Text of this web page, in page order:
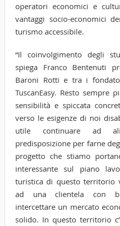
operatori economici e
vantaggi socio-economici
turismo accessibile.
“Il coinvolgimento degli
spiega Franco Bentenuti
Baroni Rotti e tra i
TuscanEasy. Resto sempre
sensibilità e spiccata
verso le esigenze di noi
utile continuare ad
predisposizione per farne
progetto che stiamo
interessante sul piano
turistica di questo territorio
ad una clientela con
intercettare un mercato
solido. In questo territorio